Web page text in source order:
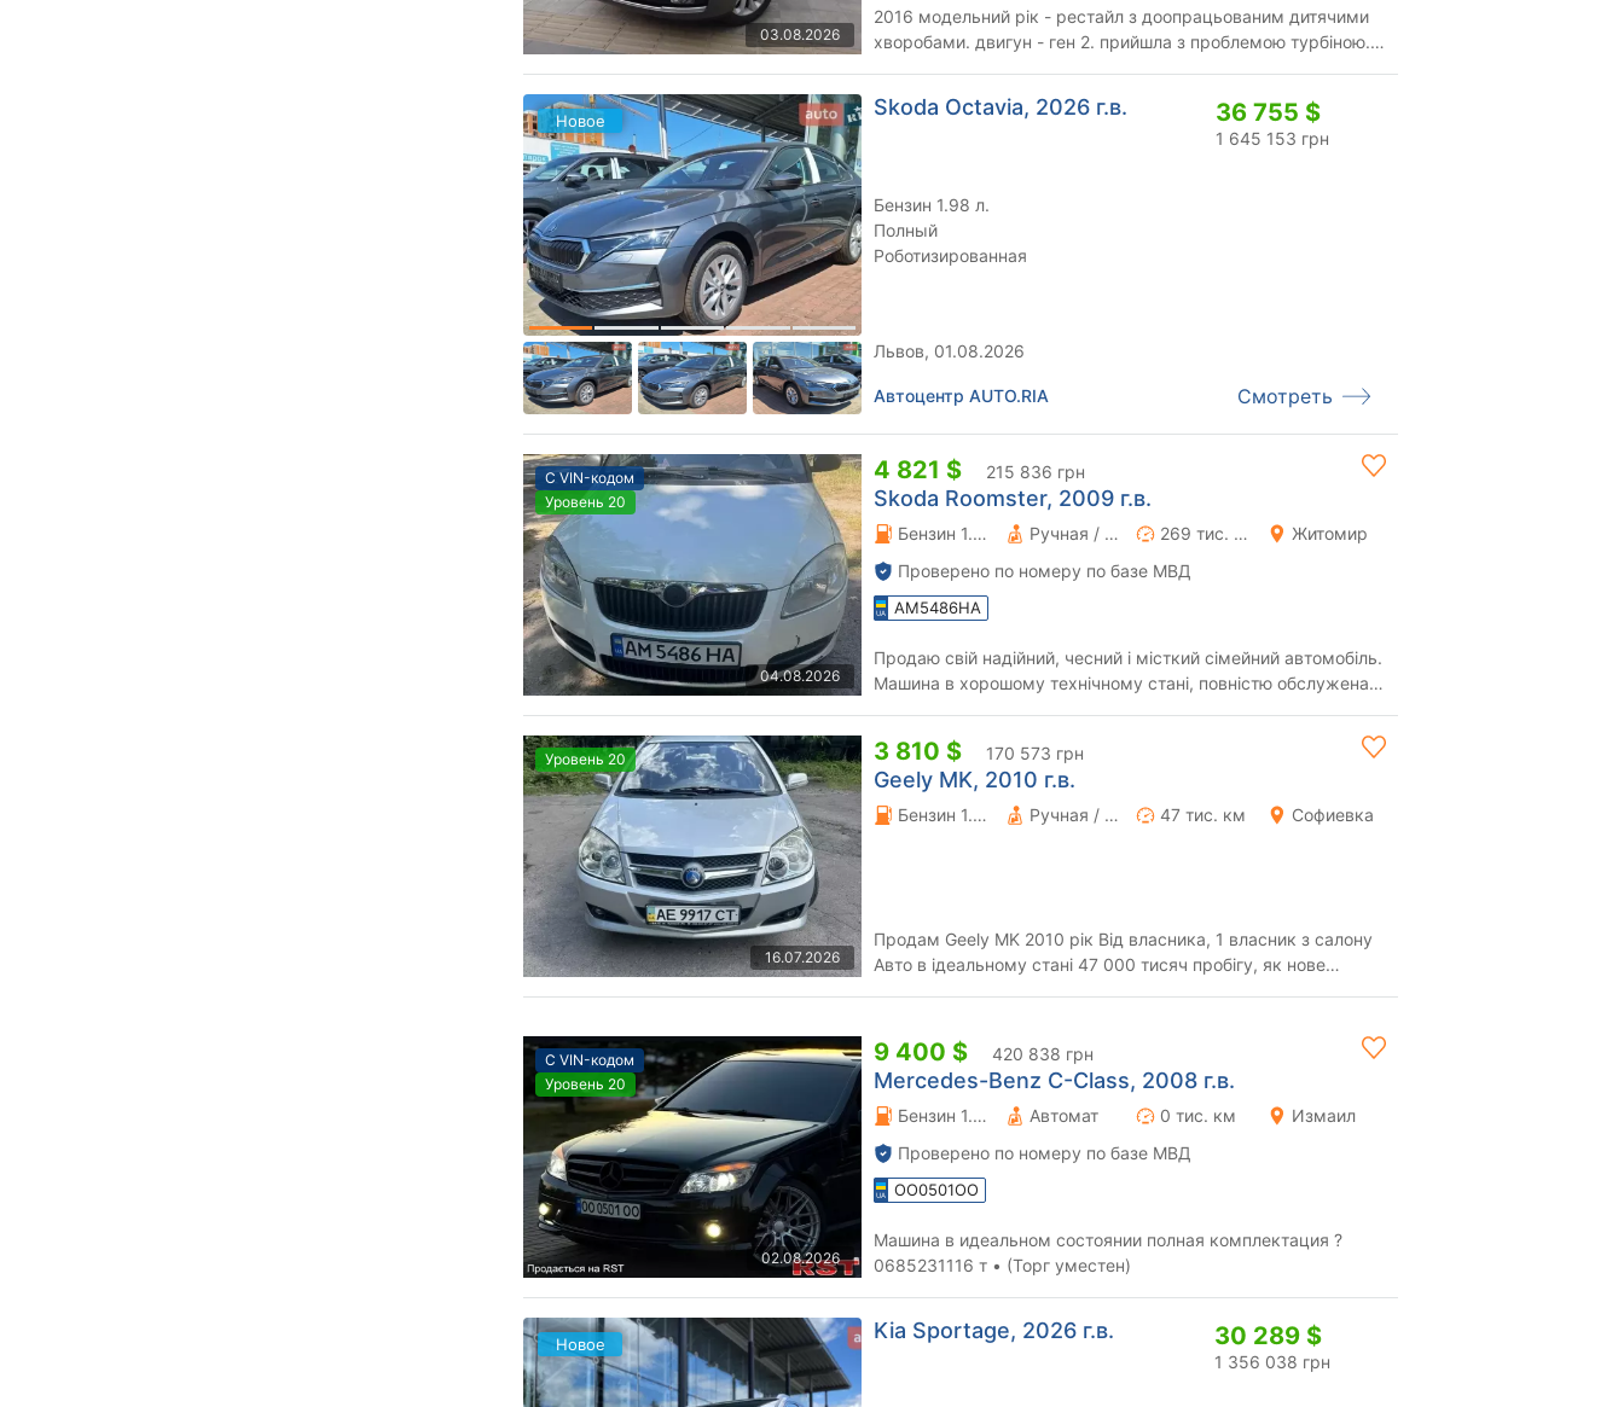
03.08.2026
2016 модельний рік - рестайл з доопрацьованим дитячими
хворобами. двигун - ген 2. прийшла з проблемою турбіною.
Новое
Skoda Octavia, 2026 г.в. 36 755 $
1 645 153 грн
Бензин 1.98 л.
Полный
Роботизированная
Львов, 01.08.2026
Автоцентр AUTO.RIA Смотреть
С VIN-кодом
Уровень 20
04.08.2026
4 821 $ 215 836 грн
Skoda Roomster, 2009 г.в.
Бензин 1.4 л. Ручная / Механика 269 тис. км
Житомир
Проверено по номеру по базе МВД
AM5486HA
Продаю свій надійний, чесний і місткий сімейний автомобіль.
Машина в хорошому технічному стані, повністю обслужена і
Уровень 20
16.07.2026
3 810 $ 170 573 грн
Geely MK, 2010 г.в.
Бензин 1.6 л. Ручная / Механика 47 тис. км Софиевка
Продам Geely MK 2010 рік Від власника, 1 власник з салону
Авто в ідеальному стані 47 000 тисяч пробігу, як нове
С VIN-кодом
Уровень 20
02.08.2026
9 400 $ 420 838 грн
Mercedes-Benz C-Class, 2008 г.в.
Бензин 1.8 л. Автомат 0 тис. км
Измаил
Проверено по номеру по базе МВД
OO0501OO
Машина в идеальном состоянии полная комплектация ?
0685231116 т • (Торг уместен)
Новое
Kia Sportage, 2026 г.в. 30 289 $
1 356 038 грн